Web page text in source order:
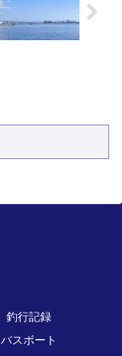
釣行記録
バスボート